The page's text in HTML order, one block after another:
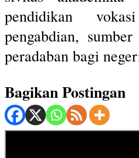
pendidikan
pengabdian,
peradaban bagi
Bagikan Postingan